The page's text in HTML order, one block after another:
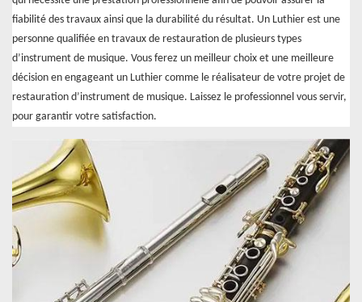
fiabilité des travaux ainsi que la durabilité du résultat. Un Luthier est une
personne qualifiée en travaux de restauration de plusieurs types
d’instrument de musique. Vous ferez un meilleur choix et une meilleure
décision en engageant un Luthier comme le réalisateur de votre projet de
restauration d’instrument de musique. Laissez le professionnel vous servir,
pour garantir votre satisfaction.